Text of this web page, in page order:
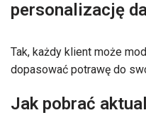
personalizację
Tak, każdy klient może
dopasować potrawę do
Jak pobrać